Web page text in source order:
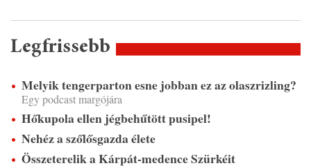
Legfrissebb
Melyik tengerparton esne jobban ez az olaszrizling?
Egy podcast margójára
Hőkupola ellen jégbehűtött pusipel!
Nehéz a szőlősgazda élete
Összeterelik a Kárpát-medence Szürkéit